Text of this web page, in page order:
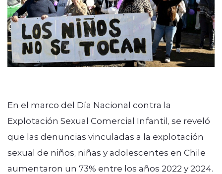
modo claro
En el marco del Día Nacional contra la
Explotación Sexual Comercial Infantil, se reveló
que las denuncias vinculadas a la explotación
sexual de niños, niñas y adolescentes en Chile
aumentaron un 73% entre los años 2022 y 2024.